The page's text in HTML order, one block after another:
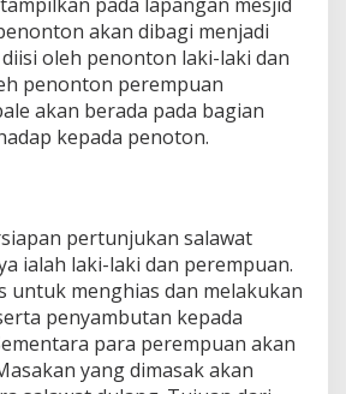
akan dibagi menjadi
oleh penonton laki-laki dan
penonton perempuan
akan berada pada bagian
kepada penoton.
pertunjukan salawat
ialah laki-laki dan perempuan.
untuk menghias dan melakukan
penyambutan kepada
para perempuan akan
yang dimasak akan